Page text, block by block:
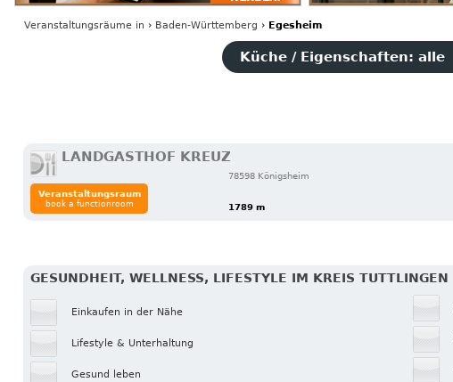
Veranstaltungsräumein › Baden-Württemberg › Egesheim
Küche / Eigenschaften: alle
LANDGASTHOF KREUZ
78598 Königsheim
1789 m
Veranstaltungsraum
book a functionroom
GESUNDHEIT, WELLNESS, LIFESTYLE IM KREIS TUTTLINGEN
Einkaufen in der Nähe
Lifestyle & Unterhaltung
Gesund leben